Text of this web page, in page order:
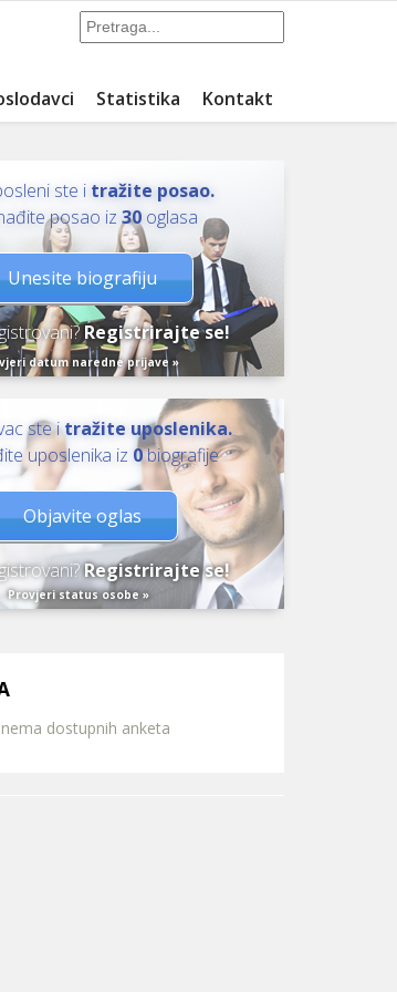
Statistika Kontakt
ste i tražite posao.
posao iz 30oglasa
Unesite biografiju
Registrirajte se!
datum naredne prijave »
ste itražite uposlenika.
uposlenika iz 0biografije
Objavite oglas
Registrirajte se!
Provjeri status osobe »
dostupnih anketa